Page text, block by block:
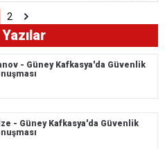
2
- Güney Kafkasya'da Güvenlik
- Güney Kafkasya'da Güvenlik